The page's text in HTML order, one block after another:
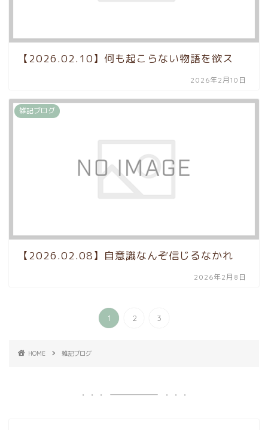
【2026.02.10】何も起こらない物語を欲ス
2026年2月10日
雑記ブログ
【2026.02.08】自意識なんぞ信じるなかれ
2026年2月8日
1 2 3
HOME 雑記ブログ